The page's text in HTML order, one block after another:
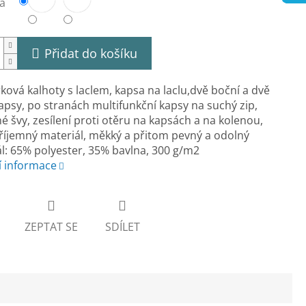
Přidat do košíku
kalhoty s laclem, kapsa na laclu,dvě boční a dvě
po stranách multifunkční kapsy na suchý zip,
švy, zesílení proti otěru na kapsách a na kolenou,
materiál, měkký a přitom pevný a odolný
65% polyester, 35% bavlna, 300 g/m2
informace
ZEPTAT SE SDÍLET